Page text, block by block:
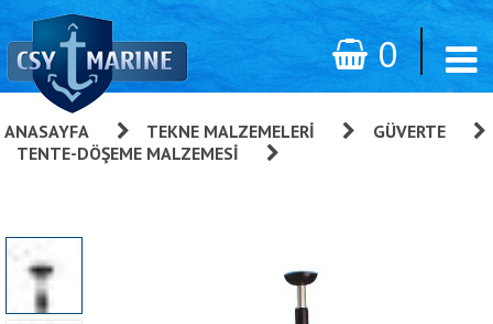
0
ANASAYFA TEKNE MALZEMELERI
GÜVERTE
TENTE-DÖŞEME MALZEMESI